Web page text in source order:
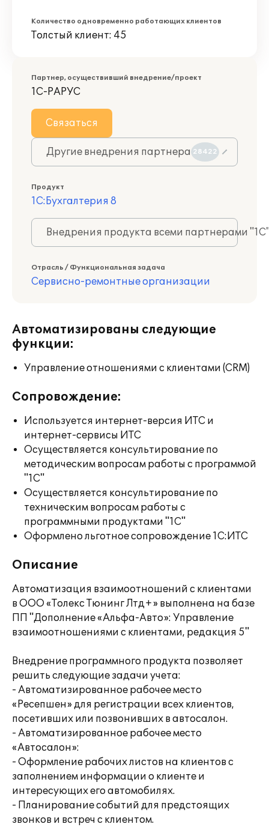
Количество одновременно работающих клиентов
Толстый клиент: 45
Партнер, осуществивший внедрение/проект
1С-РАРУС
Связаться
Другие внедрения партнера 28422
Продукт
1С:Бухгалтерия 8
Внедрения продукта всеми партнерами
Отрасль / Функциональная задача
Сервисно-ремонтные организации
Автоматизированы следующие
функции:
Управление отношениями с клиентами (CRM)
Сопровождение:
Используется интернет-версия ИТС и
интернет-сервисы ИТС
Осуществляется консультирование по
методическим вопросам работы с программой
"1С"
Осуществляется консультирование по
техническим вопросам работы с
программными продуктами "1С"
Оформлено льготное сопровождение 1С:ИТС
Описание
Автоматизация взаимоотношений с клиентами
в ООО «Толекс Тюнинг Лтд+» выполнена на базе
ПП "Дополнение «Альфа-Авто»: Управление
взаимоотношениями с клиентами, редакция 5"
Внедрение программного продукта позволяет
решить следующие задачи учета:
- Автоматизированное рабочее место
«Ресепшен» для регистрации всех клиентов,
посетивших или позвонивших в автосалон.
- Автоматизированное рабочее место
«Автосалон»:
- Оформление рабочих листов на клиентов с
заполнением информации о клиенте и
интересующих его автомобилях.
- Планирование событий для предстоящих
звонков и встреч с клиентом.